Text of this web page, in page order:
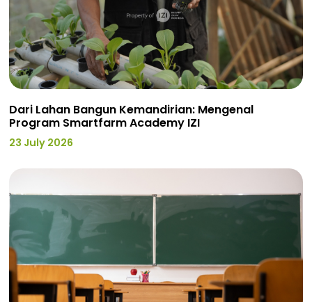
Dari Lahan Bangun Kemandirian: Mengenal
Program Smartfarm Academy IZI
23 July 2026